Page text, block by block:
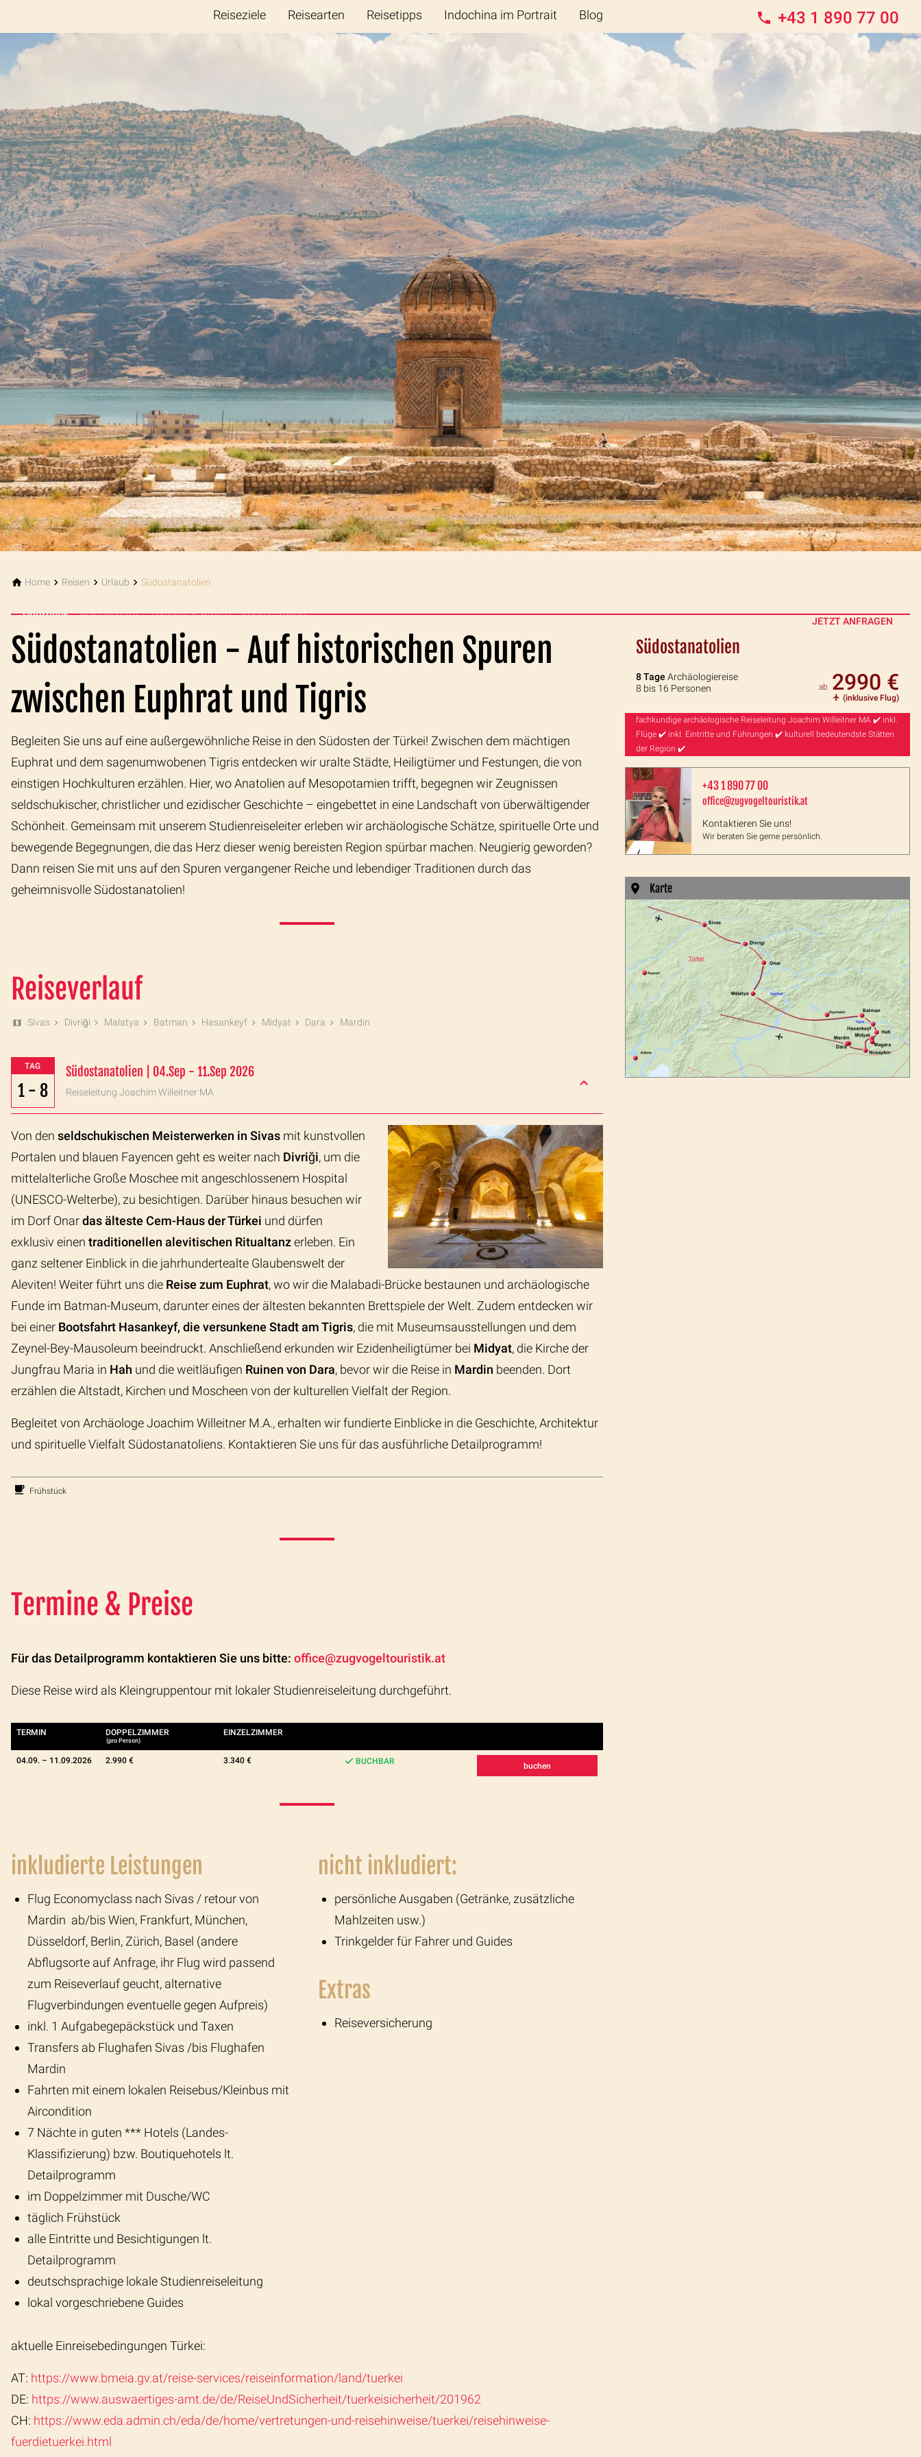
Reiseziele Reisearten Reisetipps Indochina im Portrait Blog +43 1 890 77 00
Home Reisen Urlaub Südostanatolien
Überblick Reiseverlauf Termine & Preise Impressionen JETZT ANFRAGEN
Südostanatolien - Auf historischen Spuren
zwischen Euphrat und Tigris
Begleiten Sie uns auf eine außergewöhnliche Reise in den Südosten der Türkei! Zwischen dem mächtigen
Euphrat und dem sagenumwobenen Tigris entdecken wir uralte Städte, Heiligtümer und Festungen, die von
einstigen Hochkulturen erzählen. Hier, wo Anatolien auf Mesopotamien trifft, begegnen wir Zeugnissen
seldschukischer, christlicher und ezidischer Geschichte – eingebettet in eine Landschaft von überwältigender
Schönheit. Gemeinsam mit unserem Studienreiseleiter erleben wir archäologische Schätze, spirituelle Orte und
bewegende Begegnungen, die das Herz dieser wenig bereisten Region spürbar machen. Neugierig geworden?
Dann reisen Sie mit uns auf den Spuren vergangener Reiche und lebendiger Traditionen durch das
geheimnisvolle Südostanatolien!
Reiseverlauf
Sivas Divriği Malatya Batman Hasankeyf Midyat Dara Mardin
TAG
1 - 8
Südostanatolien | 04.Sep - 11.Sep 2026
Reiseleitung Joachim Willeitner MA
Von den seldschukischen Meisterwerken in Sivas mit kunstvollen
Portalen und blauen Fayencen geht es weiter nach Divriği, um die
mittelalterliche Große Moschee mit angeschlossenem Hospital
(UNESCO-Welterbe), zu besichtigen. Darüber hinaus besuchen wir
im Dorf Onardas älteste Cem-Haus der Türkei und dürfen
exklusiv einen traditionellen alevitischen Ritualtanzerleben. Ein
ganz seltener Einblick in die jahrhundertealte Glaubenswelt der
Aleviten! Weiter führt uns die Reise zum Euphrat, wo wir die Malabadi-Brücke bestaunen und archäologische
Funde im Batman-Museum, darunter eines der ältesten bekannten Brettspiele der Welt. Zudem entdecken wir
bei einer Bootsfahrt Hasankeyf, die versunkene Stadt am Tigris, die mit Museumsausstellungen und dem
Zeynel-Bey-Mausoleum beeindruckt. Anschließend erkunden wir Ezidenheiligtümer bei Midyat, die Kirche der
Jungfrau Maria in Hah und dieweitläufigen Ruinen von Dara, bevor wir die Reise in Mardin beenden. Dort
erzählen die Altstadt, Kirchen und Moscheen von der kulturellen Vielfalt der Region.
Begleitet von Archäologe Joachim Willeitner M.A., erhalten wir fundierte Einblicke in die Geschichte, Architektur
und spirituelle Vielfalt Südostanatoliens. Kontaktieren Sie uns für das ausführliche Detailprogramm!
Frühstück
Termine & Preise
Für das Detailprogramm kontaktieren Sie uns bitte: office@zugvogeltouristik.at
Diese Reise wird als Kleingruppentour mit lokaler Studienreiseleitung durchgeführt.
TERMIN DOPPELZIMMER
(pro Person)
EINZELZIMMER
04.09. – 11.09.2026 2.990 € 3.340 € BUCHBAR buchen
inkludierte Leistungen
Flug Economyclass nach Sivas / retour von
Mardin ab/bis Wien, Frankfurt, München,
Düsseldorf, Berlin, Zürich, Basel (andere
Abflugsorte auf Anfrage, ihr Flug wird passend
zum Reiseverlauf geucht, alternative
Flugverbindungen eventuelle gegen Aufpreis)
inkl. 1 Aufgabegepäckstück und Taxen
Transfers ab Flughafen Sivas /bis Flughafen
Mardin
Fahrten mit einem lokalen Reisebus/Kleinbus mit
Aircondition
7 Nächte in guten *** Hotels (Landes-
Klassifizierung) bzw. Boutiquehotels lt.
Detailprogramm
im Doppelzimmer mit Dusche/WC
täglich Frühstück
alle Eintritte und Besichtigungen lt.
Detailprogramm
deutschsprachige lokale Studienreiseleitung
lokal vorgeschriebene Guides
nicht inkludiert:
persönliche Ausgaben (Getränke, zusätzliche
Mahlzeiten usw.)
Trinkgelder für Fahrer und Guides
Extras
Reiseversicherung
aktuelle Einreisebedingungen Türkei:
AT: https://www.bmeia.gv.at/reise-services/reiseinformation/land/tuerkei
DE: https://www.auswaertiges-amt.de/de/ReiseUndSicherheit/tuerkeisicherheit/201962
CH: https://www.eda.admin.ch/eda/de/home/vertretungen-und-reisehinweise/tuerkei/reisehinweise-
fuerdietuerkei.html
Südostanatolien
8 Tage Archäologiereise
8 bis 16 Personen
ab 2990 €
(inklusive Flug)
fachkundige archäologische Reiseleitung Joachim Willeitner MA ✔️ inkl.
Flüge ✔️ inkl. Eintritte und Führungen ✔️ kulturell bedeutendste Stätten
der Region ✔️
+43 1 890 77 00
office@zugvogeltouristik.at
Kontaktieren Sie uns!
Wir beraten Sie gerne persönlich.
Karte